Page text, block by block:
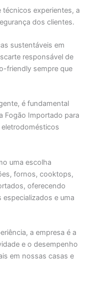
experientes, a
dos clientes.
sustentáveis em
responsável de
friendly sempre que
é fundamental
Fogão Importado para
uma escolha
fornos, cooktops,
oferecendo
e uma
a empresa é a
e o desempenho
em nossas casas e